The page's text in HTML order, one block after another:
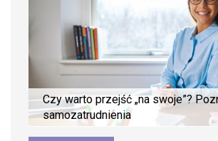
Czy warto przejść „na swoje”?
samozatrudnienia